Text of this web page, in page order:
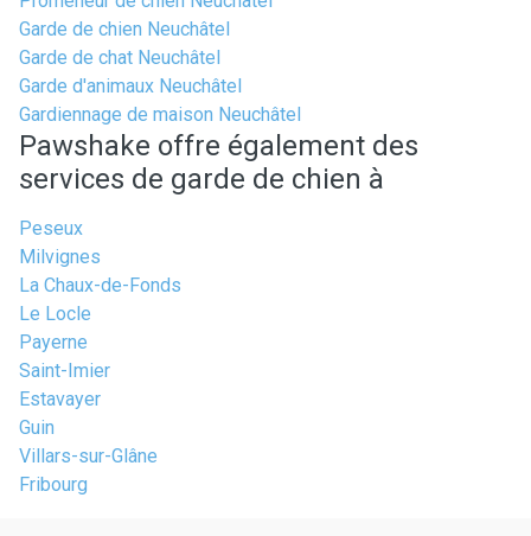
Garde de chien Neuchâtel
Garde de chat Neuchâtel
Garde d'animaux Neuchâtel
Gardiennage de maison Neuchâtel
Pawshake offre également des
services de garde de chien à
Peseux
Milvignes
La Chaux-de-Fonds
Le Locle
Payerne
Saint-Imier
Estavayer
Guin
Villars-sur-Glâne
Fribourg